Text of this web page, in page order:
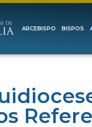
ARCEBISPO BISPOS